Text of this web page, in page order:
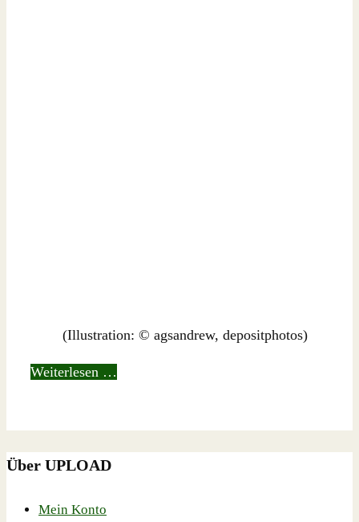
(Illustration: © agsandrew, depositphotos)
Weiterlesen …
Über UPLOAD
Mein Konto